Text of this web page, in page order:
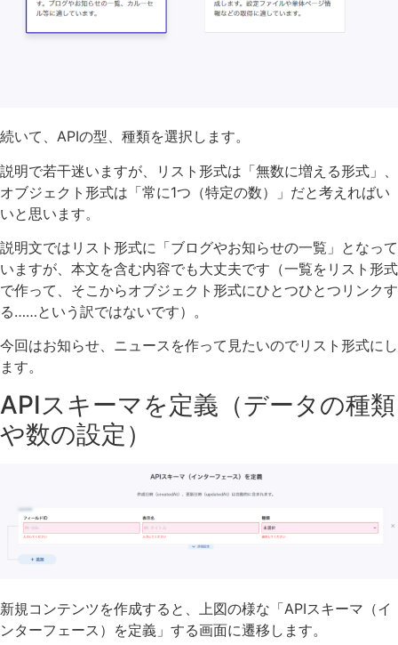
続いて、APIの型、種類を選択します。
説明で若干迷いますが、リスト形式は「無数に増える形式」、
オブジェクト形式は「常に1つ（特定の数）」だと考えればい
いと思います。
説明文ではリスト形式に「ブログやお知らせの一覧」となって
いますが、本文を含む内容でも大丈夫です（一覧をリスト形式
で作って、そこからオブジェクト形式にひとつひとつリンクす
る……という訳ではないです）。
今回はお知らせ、ニュースを作って見たいのでリスト形式にし
ます。
APIスキーマを定義（データの種類
や数の設定）
新規コンテンツを作成すると、上図の様な「APIスキーマ（イ
ンターフェース）を定義」する画面に遷移します。